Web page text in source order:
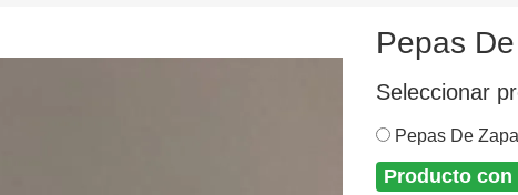
Pepas
Seleccionar
Pepas De
Producto con